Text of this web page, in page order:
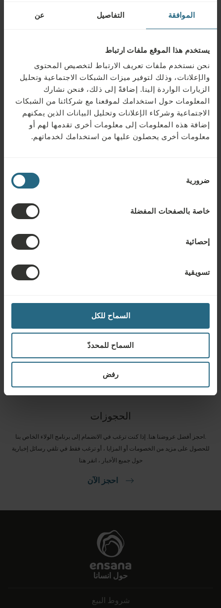
الموافقة التفاصيل عن
يستخدم هذا الموقع ملفات ارتباط
نحن نستخدم ملفات تعريف الارتباط لتخصيص المحتوى
والإعلانات، وذلك لتوفير ميزات الشبكات الاجتماعية وتحليل
الزيارات الواردة إلينا. إضافةً إلى ذلك، فنحن نشارك
المعلومات حول استخدامك لموقعنا مع شركائنا من الشبكات
الاجتماعية وشركاء الإعلانات وتحليل البيانات الذين يمكنهم
إضافة هذه المعلومات إلى معلومات أخرى تقدمها لهم أو
معلومات أخرى يحصلون عليها من استخدامك لخدماتهم.
الموافقة
ضرورية
خاصة بالصفحات المفضلة
إحصائية
تسويقية
السماح للكل
السماح للمحددّ
رفض
.يرجى الاتصال بنا بخصوص أي سؤال يتعلق بفنادقنا أو خدماتنا في Ensana. للأسئلة
استفسارات
.أرسل لنا استفسارك ، من أجل إعداد أفضل عرض ممكن لك. سنكون سعداء لمشاركة
أي معلومات أخرى لم تجدها على موقعنا
الحجوزات
.احجز أفضل عروضنا هنا. إذا كنت ترغب في الانضمام إلى برنامج الولاء الخاص بنا
للحصول على مزيد من الخصومات أو المزايا ، أو ترغب فقط في تلقي رسائل إخبارية
حول جميع الأخبار ، انقر هنا
احجز الآن
حول انسانا
شروط البيع